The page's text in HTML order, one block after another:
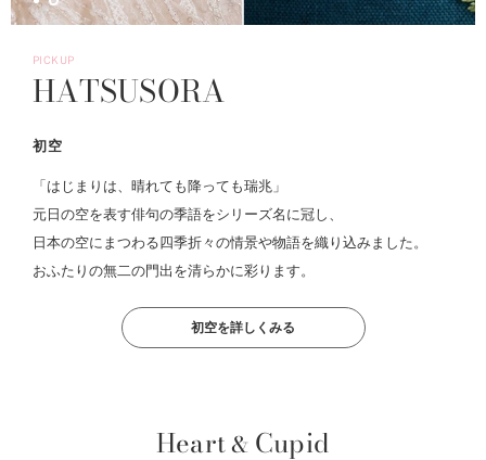
PICKUP
HATSUSORA
初空
「はじまりは、晴れても降っても瑞兆」
元日の空を表す俳句の季語をシリーズ名に冠し、
日本の空にまつわる四季折々の情景や物語を織り込みました。
おふたりの無二の門出を清らかに彩ります。
初空を詳しくみる
Heart& Cupid